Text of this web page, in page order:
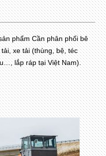
phẩm Cần phân phối bê
xe tải (thùng, bệ, téc
lắp ráp tại Việt Nam).